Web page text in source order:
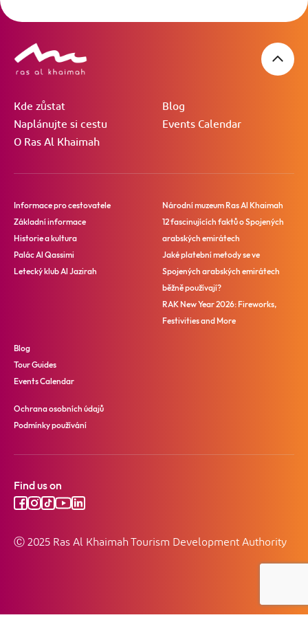
Kde zůstat
Naplánujte si cestu
O Ras Al Khaimah
Blog
Events Calendar
Informace pro cestovatele
Základní informace
Historie a kultura
Palác Al Qassimi
Letecký klub Al Jazirah
Národní muzeum Ras Al Khaimah
12 fascinujících faktů o Spojených
arabských emirátech
Jaké platební metody se ve
Spojených arabských emirátech
běžně používají?
RAK New Year 2026: Fireworks,
Festivities and More
Blog
Tour Guides
Events Calendar
Ochrana osobních údajů
Podmínky používání
Find us on
Ⓒ 2025 Ras Al Khaimah Tourism Development Authority